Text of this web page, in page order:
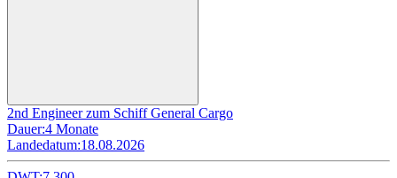
2nd Engineer zum Schiff General Cargo
Dauer:4 Monate
Landedatum:18.08.2026